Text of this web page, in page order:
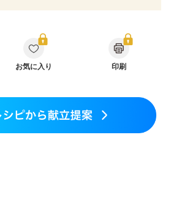
乳がん（放射線治療中）
経過観察中の方など
）
じ方が変わった
食欲がない
お気に入り 印刷